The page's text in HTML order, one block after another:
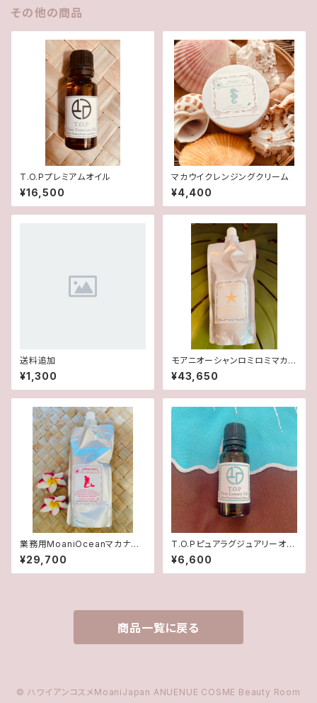
その他の商品
T.O.Pプレミアムオイル
¥16,500
マカウイクレンジングクリーム
¥4,400
送料追加
¥1,300
モアニオーシャンロミロミマカキ
ノオイル
¥43,650
業務用MoaniOceanマカナニ
エッセンスローション
¥29,700
T.O.Pピュアラグジュアリーオイ
ル
¥6,600
商品一覧に戻る
© ハワイアンコスメMoaniJapan ANUENUE COSME Beauty Room